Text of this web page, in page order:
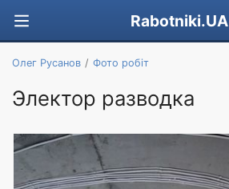
Rabotniki.UA
Олег Русанов Фото робіт
Электор разводка